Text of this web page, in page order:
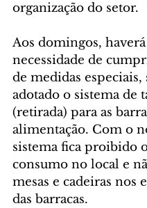
organização do setor.
Aos domingos,
necessidade de
de medidas especiais,
adotado o sistema de
(retirada) para as
alimentação. Com o
sistema fica proibido
consumo no local e
mesas e cadeiras nos
das barracas.